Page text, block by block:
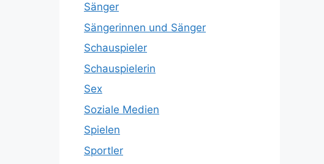
Sänger
Sängerinnen und Sänger
Schauspieler
Schauspielerin
Sex
Soziale Medien
Spielen
Sportler